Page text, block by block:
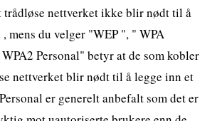
trådløse nettverket ikke blir nødt til å
mens du velger "WEP ", " WPA
Personal" betyr at de som kobler
nettverket blir nødt til å legge inn et
er generelt anbefalt som det er